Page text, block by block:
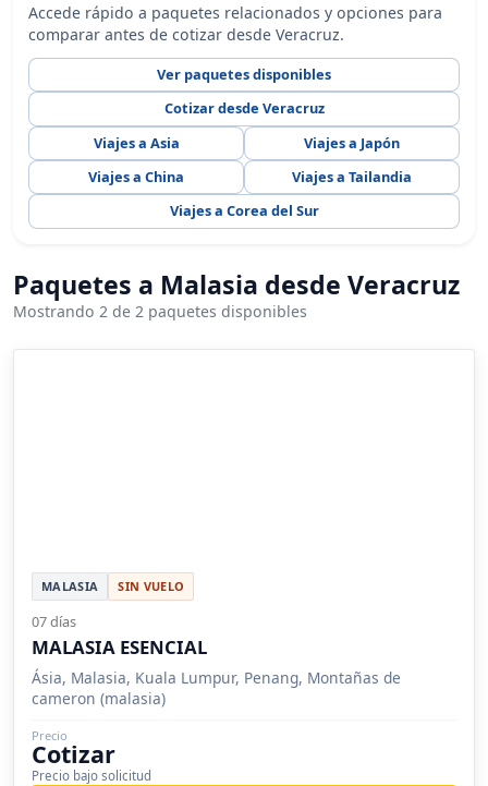
Accede rápido a paquetes relacionados y opciones para
comparar antes de cotizar desde Veracruz.
Ver paquetes disponibles
Cotizar desde Veracruz
Viajes a Asia
Viajes a Japón
Viajes a China
Viajes a Tailandia
Viajes a Corea del Sur
Paquetes a Malasia desde Veracruz
Mostrando 2 de 2 paquetes disponibles
MALASIA SIN VUELO
07 días
MALASIA ESENCIAL
Ásia, Malasia, Kuala Lumpur, Penang, Montañas de
cameron (malasia)
Precio
Cotizar
Precio bajo solicitud